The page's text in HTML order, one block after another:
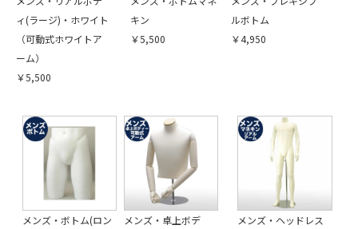
ィ(ラージ)・ホワイト
（可動式ホワイトア
ーム）
￥5,500
キン
￥5,500
ルボトム
￥4,950
メンズ・ボトム(ロン
メンズ・卓上ボデ
メンズ・ヘッドレス